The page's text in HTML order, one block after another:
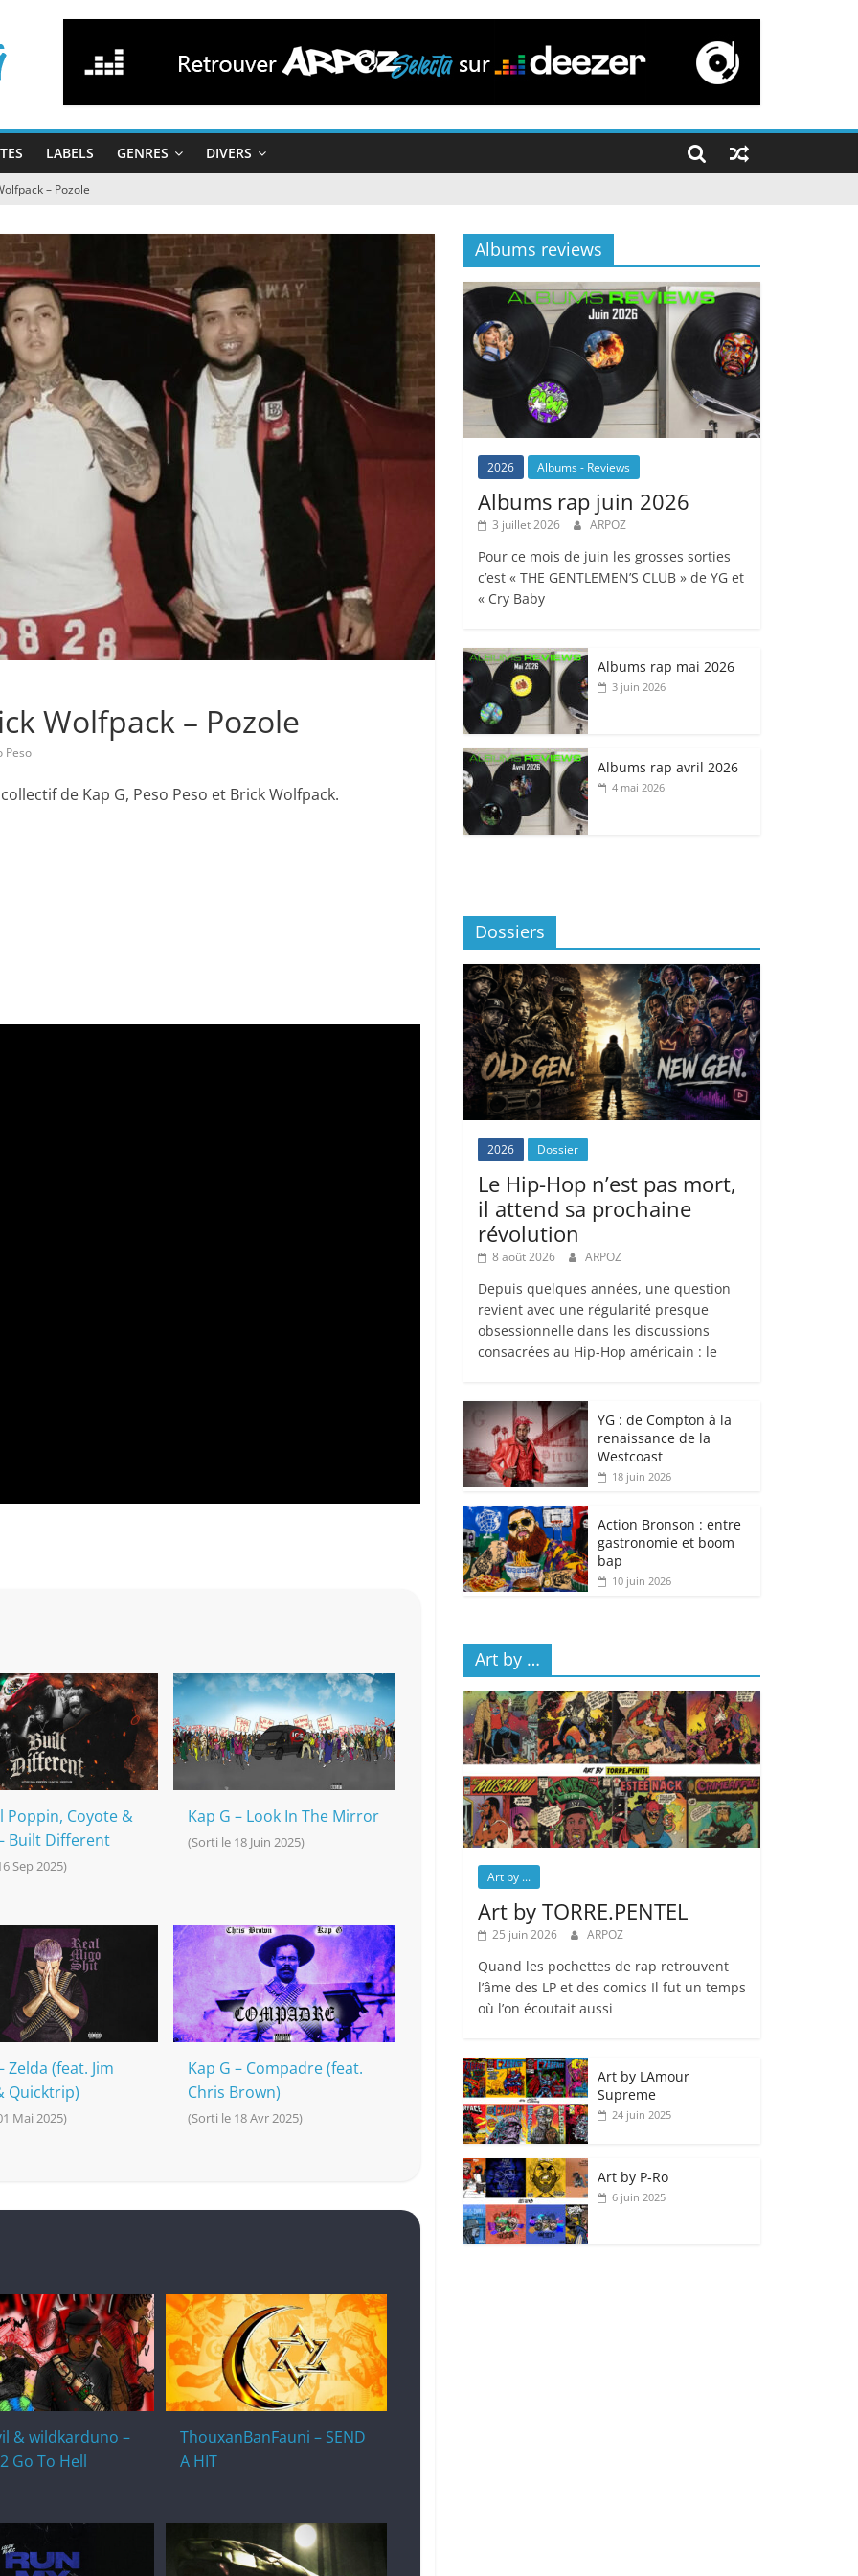
LABELS GENRES DIVERS
– Pozole
Wolfpack – Pozole
Peso
de Kap G, Peso Peso et Brick Wolfpack.
Poppin, Coyote &
Built Different
Sep 2025)
Kap G – Look In The Mirror
(Sorti le 18 Juin 2025)
Zelda (feat. Jim
Quicktrip)
Mai 2025)
Kap G – Compadre (feat.
Chris Brown)
(Sorti le 18 Avr 2025)
& wildkarduno –
Go To Hell
ThouxanBanFauni – SEND
A HIT
Albums reviews
2026 Albums - Reviews
Albums rap juin 2026
3 juillet 2026 ARPOZ
Pour ce mois de juin les grosses sorties
c’est « THE GENTLEMEN’S CLUB » de YG et
« Cry Baby
Albums rap mai 2026
3 juin 2026
Albums rap avril 2026
4 mai 2026
Dossiers
2026 Dossier
Le Hip-Hop n’est pas mort,
il attend sa prochaine
révolution
8 août 2026 ARPOZ
Depuis quelques années, une question
revient avec une régularité presque
obsessionnelle dans les discussions
consacrées au Hip-Hop américain : le
YG : de Compton à la
renaissance de la
Westcoast
18 juin 2026
Action Bronson : entre
gastronomie et boom
bap
10 juin 2026
Art by …
Art by ...
Art by TORRE.PENTEL
25 juin 2026 ARPOZ
Quand les pochettes de rap retrouvent
l’âme des LP et des comics Il fut un temps
où l’on écoutait aussi
Art by LAmour
Supreme
24 juin 2025
Art by P‑Ro
6 juin 2025